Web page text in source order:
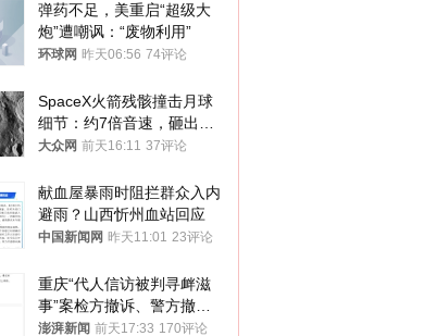
弹药不足，美重启“超级大
炮”遭嘲讽：“废物利用”
环球网 昨天06:56 74评论
SpaceX火箭残骸撞击月球
细节：约7倍音速，砸出直
径约30米撞击坑
大众网 前天16:11 37评论
献血屋暴雨时阻拦群众入内
避雨？山西忻州血站回应
中国新闻网 昨天11:01 23评论
重庆“代人信访被判寻衅滋
事”案检方撤诉、警方撤
案，两被告人获国赔
澎湃新闻 前天17:33 170评论